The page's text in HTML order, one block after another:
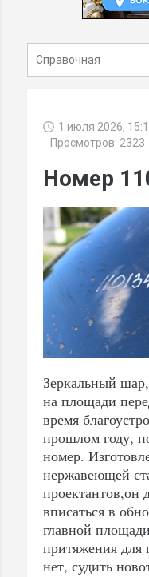
1 июля 2026,
Просмотров: 2323
Номер
Зеркальный
на площади
время
прошлом году,
номер.
нержавеющей
проектантов,он
вписаться в
главной
притяжения для
нет, судить